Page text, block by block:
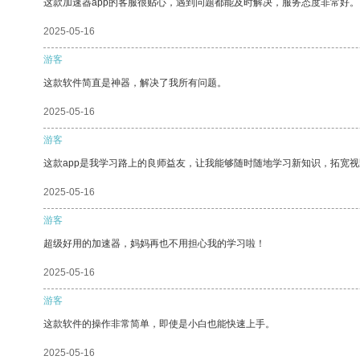
这款加速器app的客服很贴心，遇到问题都能及时解决，服务态度非常好。
2025-05-16
游客
这款软件简直是神器，解决了我所有问题。
2025-05-16
游客
这款app是我学习路上的良师益友，让我能够随时随地学习新知识，拓宽
2025-05-16
游客
超级好用的加速器，妈妈再也不用担心我的学习啦！
2025-05-16
游客
这款软件的操作非常简单，即使是小白也能快速上手。
2025-05-16